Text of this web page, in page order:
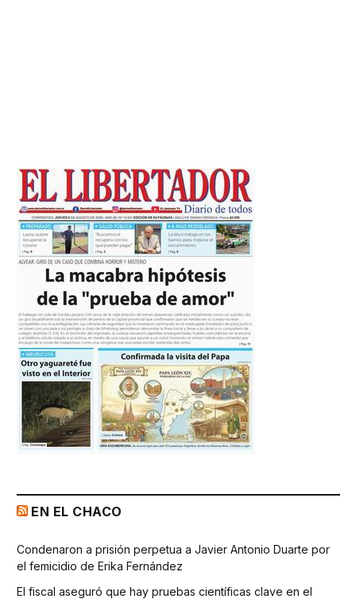
EN EL CHACO
Condenaron a prisión perpetua a Javier Antonio Duarte por
el femicidio de Erika Fernández
El fiscal aseguró que hay pruebas científicas clave en el